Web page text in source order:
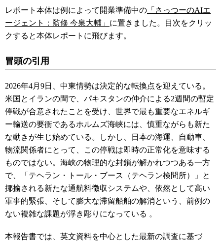
レポート本体は例によって開業準備中の 「さっつーのAIエ
ージェント：監修 今泉大輔」 に置きました。目次をクリッ
クすると本体レポートに飛びます。
冒頭の引用
2026年4月9日、中東情勢は決定的な転換点を迎えている。
米国とイランの間で、パキスタンの仲介による2週間の暫定
停戦が合意されたことを受け、世界で最も重要なエネルギ
ー輸送の要衝であるホルムズ海峡には、慎重ながらも新た
な動きが生じ始めている。しかし、日本の海運、自動車、
物流関係者にとって、この停戦は即時の正常化を意味する
ものではない。海峡の物理的な封鎖が解かれつつある一方
で、「テヘラン・トール・ブース（テヘラン検問所）」と
揶揄される新たな通航料徴収システムや、依然として高い
軍事的緊張、そして膨大な滞留船舶の解消という、前例の
ない複雑な課題が浮き彫りになっている 。
本報告書では、英文資料を中心とした最新の調査に基づ